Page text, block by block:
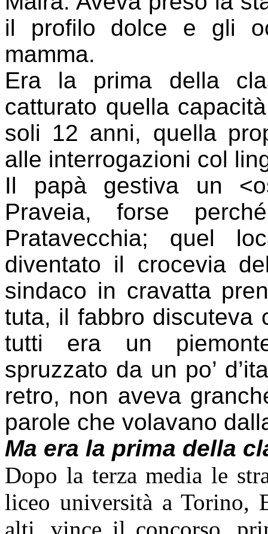
il profilo dolce e gli
mamma.
Era la prima della
catturato quella
soli 12 anni, quella
alle interrogazioni col
Il papà gestiva un
Praveia, forse
Pratavecchia; quel
diventato il crocevia
sindaco in cravatta
tuta, il fabbro discuteva
tutti era un
spruzzato da un po’
retro, non aveva
parole che volavano
Ma era la prima della
Dopo la terza media le
liceo università a Torino,